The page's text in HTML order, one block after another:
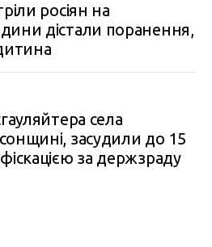
росіян на
дістали поранення,
села
засудили до 15
за держзраду